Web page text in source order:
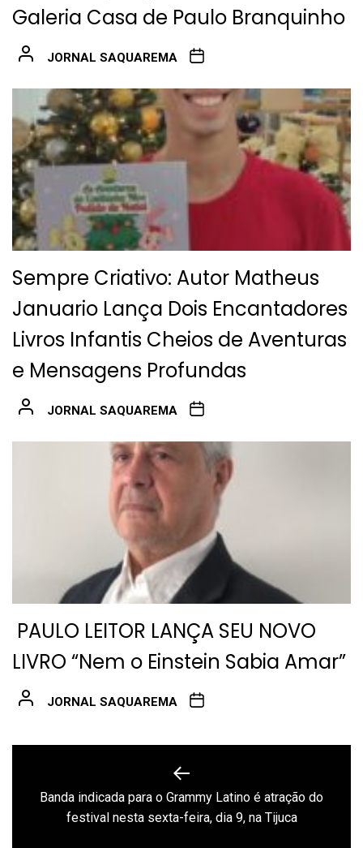
Galeria Casa de Paulo Branquinho
JORNAL SAQUAREMA
Sempre Criativo: Autor Matheus
Januario Lança Dois Encantadores
Livros Infantis Cheios de Aventuras
e Mensagens Profundas
JORNAL SAQUAREMA
PAULO LEITOR LANÇA SEU NOVO
LIVRO “Nem o Einstein Sabia Amar”
JORNAL SAQUAREMA
Previous
post:
Banda indicada para o Grammy Latino é atração do
festival nesta sexta-feira, dia 9, na Tijuca